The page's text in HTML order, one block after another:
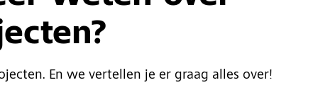
En we vertellen je er graag alles over!